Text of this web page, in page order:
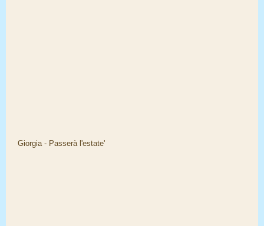
Giorgia - Passerà l'estate'